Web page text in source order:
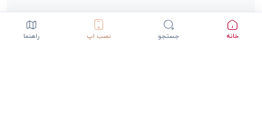
خانه جستجو نصب اپ راهنما